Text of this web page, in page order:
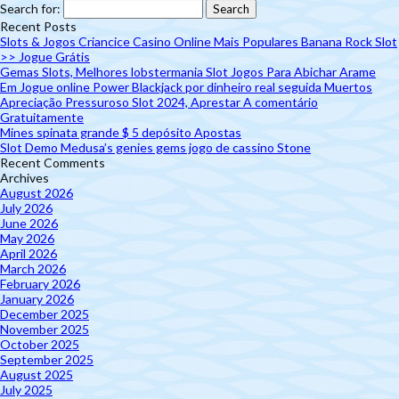
Search for:
Recent Posts
Slots & Jogos Criancice Casino Online Mais Populares Banana Rock Slot
>> Jogue Grátis
Gemas Slots, Melhores lobstermania Slot Jogos Para Abichar Arame
Em Jogue online Power Blackjack por dinheiro real seguida Muertos
Apreciação Pressuroso Slot 2024, Aprestar A comentário
Gratuitamente
Mines spinata grande $ 5 depósito Apostas
Slot Demo Medusa’s genies gems jogo de cassino Stone
Recent Comments
Archives
August 2026
July 2026
June 2026
May 2026
April 2026
March 2026
February 2026
January 2026
December 2025
November 2025
October 2025
September 2025
August 2025
July 2025